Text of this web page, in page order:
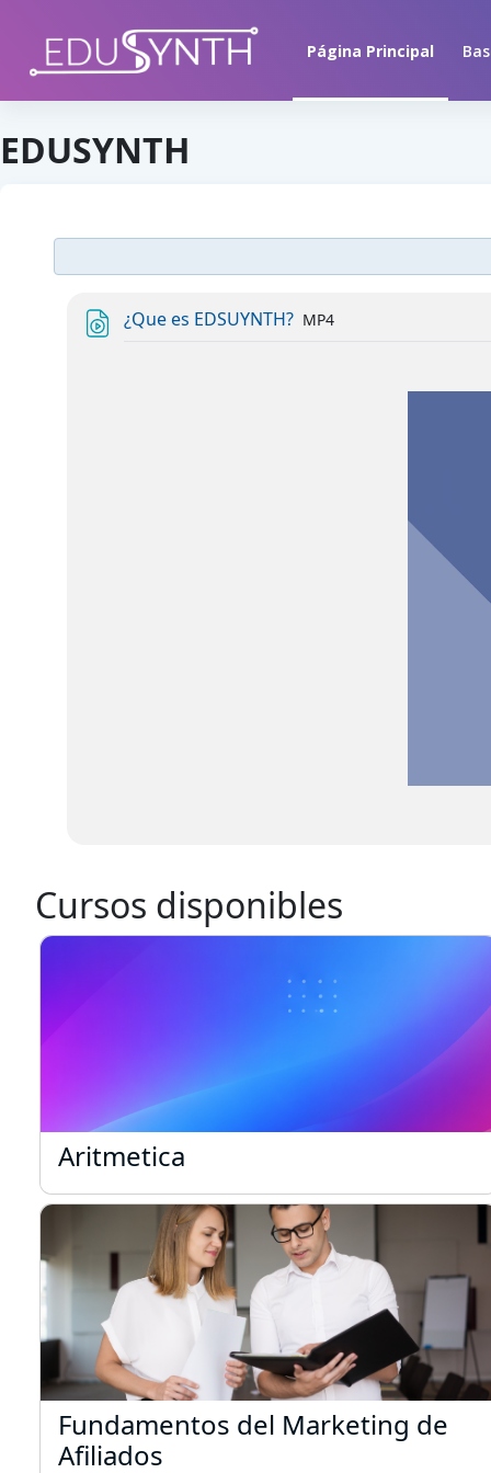
Página Principal
EDUSYNTH
¿Que es EDSUYNTH? Archivo
MP4
Cursos disponibles
Aritmetica
Aritmetica
Fundamentos del Marketing de
Fundamentos del Marketing de
Afiliados